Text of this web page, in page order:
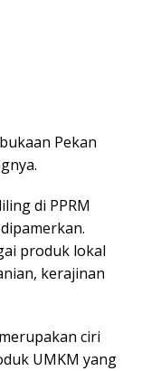
Pekan
di PPRM
produk lokal
kerajinan
ciri
UMKM yang